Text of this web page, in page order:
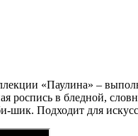
«Паулина» –
роспись в бледной,
шик. Подходит для